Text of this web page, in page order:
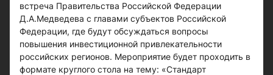
встреча Правительства Российской Федерации
Д.А.Медведева с главами субъектов Российской
Федерации, где будут обсуждаться вопросы
повышения инвестиционной привлекательности
российских регионов. Мероприятие будет проходить в
формате круглого стола на тему: «Стандарт